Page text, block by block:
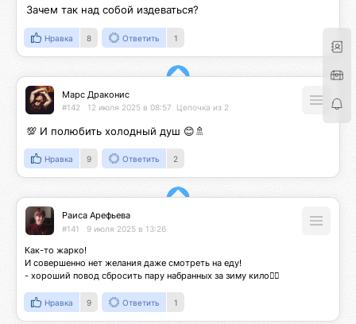
Зачем так над собой издеваться?
Нравка 8 Ответить 1
Марс Драконис
#142 12 июля 2025 в 08:57 Цепочка из 2
💯 И полюбить холодный душ 😊🚿
Нравка 9 Ответить 2
Раиса Арефьева
#141 9 июля 2025 в 13:26
Как-то жарко!
И совершенно нет желания даже смотреть на еду!
- хороший повод сбросить пару набранных за зиму кило👍🏻
Нравка 9 Ответить 1